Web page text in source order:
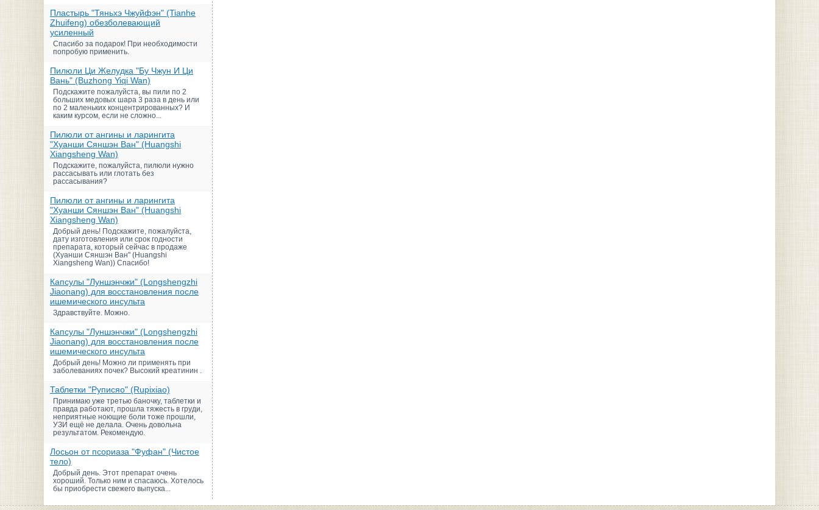
Пластырь "Тяньхэ Чжуйфэн" (Tianhe
Zhuifeng) обезболевающий
усиленный
Спасибо за подарок! При необходимости
попробую применить.
Пилюли Ци Желудка "Бу Чжун И Ци
Вань" (Buzhong Yiqi Wan)
Подскажите пожалуйста, вы пили по 2
больших медовых шара 3 раза в день или
по 2 маленьких концентрированных? И
каким курсом, если не сложно...
Пилюли от ангины и ларингита
"Хуанши Сяншэн Ван" (Huangshi
Xiangsheng Wan)
Подскажите, пожалуйста, пилюли нужно
рассасывать или глотать без
рассасывания?
Пилюли от ангины и ларингита
"Хуанши Сяншэн Ван" (Huangshi
Xiangsheng Wan)
Добрый день! Подскажите, пожалуйста,
дату изготовления или срок годности
препарата, который сейчас в продаже
(Хуанши Сяншэн Ван" (Huangshi
Xiangsheng Wan)) Спасибо!
Капсулы "Луншэнчжи" (Longshengzhi
Jiaonang) для восстановления после
ишемического инсульта
Здравствуйте. Можно.
Капсулы "Луншэнчжи" (Longshengzhi
Jiaonang) для восстановления после
ишемического инсульта
Добрый день! Можно ли применять при
заболеваниях почек? Высокий креатинин .
Таблетки "Руписяо" (Rupixiao)
Принимаю уже третью баночку, таблетки и
правда работают, прошла тяжесть в груди,
неприятные ноющие боли тоже прошли,
УЗИ ещё не делала. Очень довольна
результатом. Рекомендую.
Лосьон от псориаза "Фуфан" (Чистое
тело)
Добрый день. Этот препарат очень
хороший. Только ним и спасаюсь. Хотелось
бы приобрести свежего выпуска...